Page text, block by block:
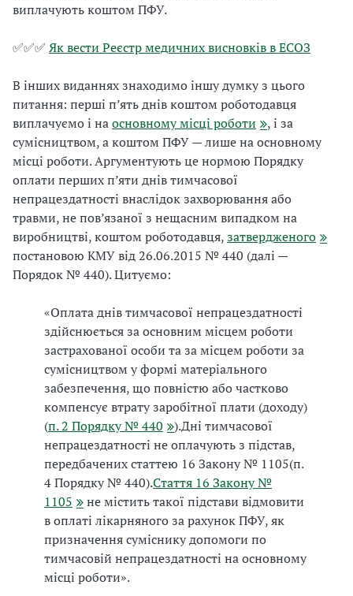
виплачують коштом ПФУ.
✅✅✅ Як вести Реєстр медичних висновків в ЕСОЗ
В інших виданнях знаходимо іншу думку з цього
питання: перші п’ять днів коштом роботодавця
виплачуємо і наосновному місці роботи
, і за
сумісництвом, а коштом ПФУ — лише на основному
місці роботи. Аргументують це нормою Порядку
оплати перших п’яти днів тимчасової
непрацездатності внаслідок захворювання або
травми, не пов’язаної з нещасним випадком на
виробництві, коштом роботодавця,затвердженого
постановою КМУ від 26.06.2015 № 440 (далі —
Порядок № 440). Цитуємо:
«Оплата днів тимчасової непрацездатності
здійснюється за основним місцем роботи
застрахованої особи та за місцем роботи за
сумісництвом у формі матеріального
забезпечення, що повністю або частково
компенсує втрату заробітної плати (доходу)
(п. 2 Порядку № 440 ).Дні тимчасової
непрацездатності не оплачують з підстав,
передбачених статтею 16 Закону № 1105(п.
4 Порядку № 440).Стаття 16 Закону №
1105
не містить такої підстави відмовити
в оплаті лікарняного за рахунок ПФУ, як
призначення суміснику допомоги по
тимчасовій непрацездатності на основному
місці роботи».